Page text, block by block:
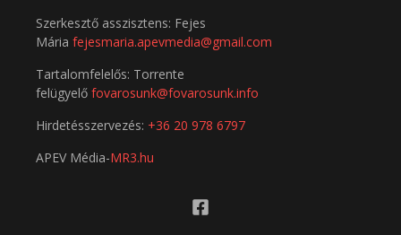
Szerkesztő asszisztens: Fejes
Mária fejesmaria.apevmedia@gmail.com
Tartalomfelelős: Torrente
felügyelő fovarosunk@fovarosunk.info
Hirdetésszervezés: +36 20 978 6797
APEV Média-MR3.hu